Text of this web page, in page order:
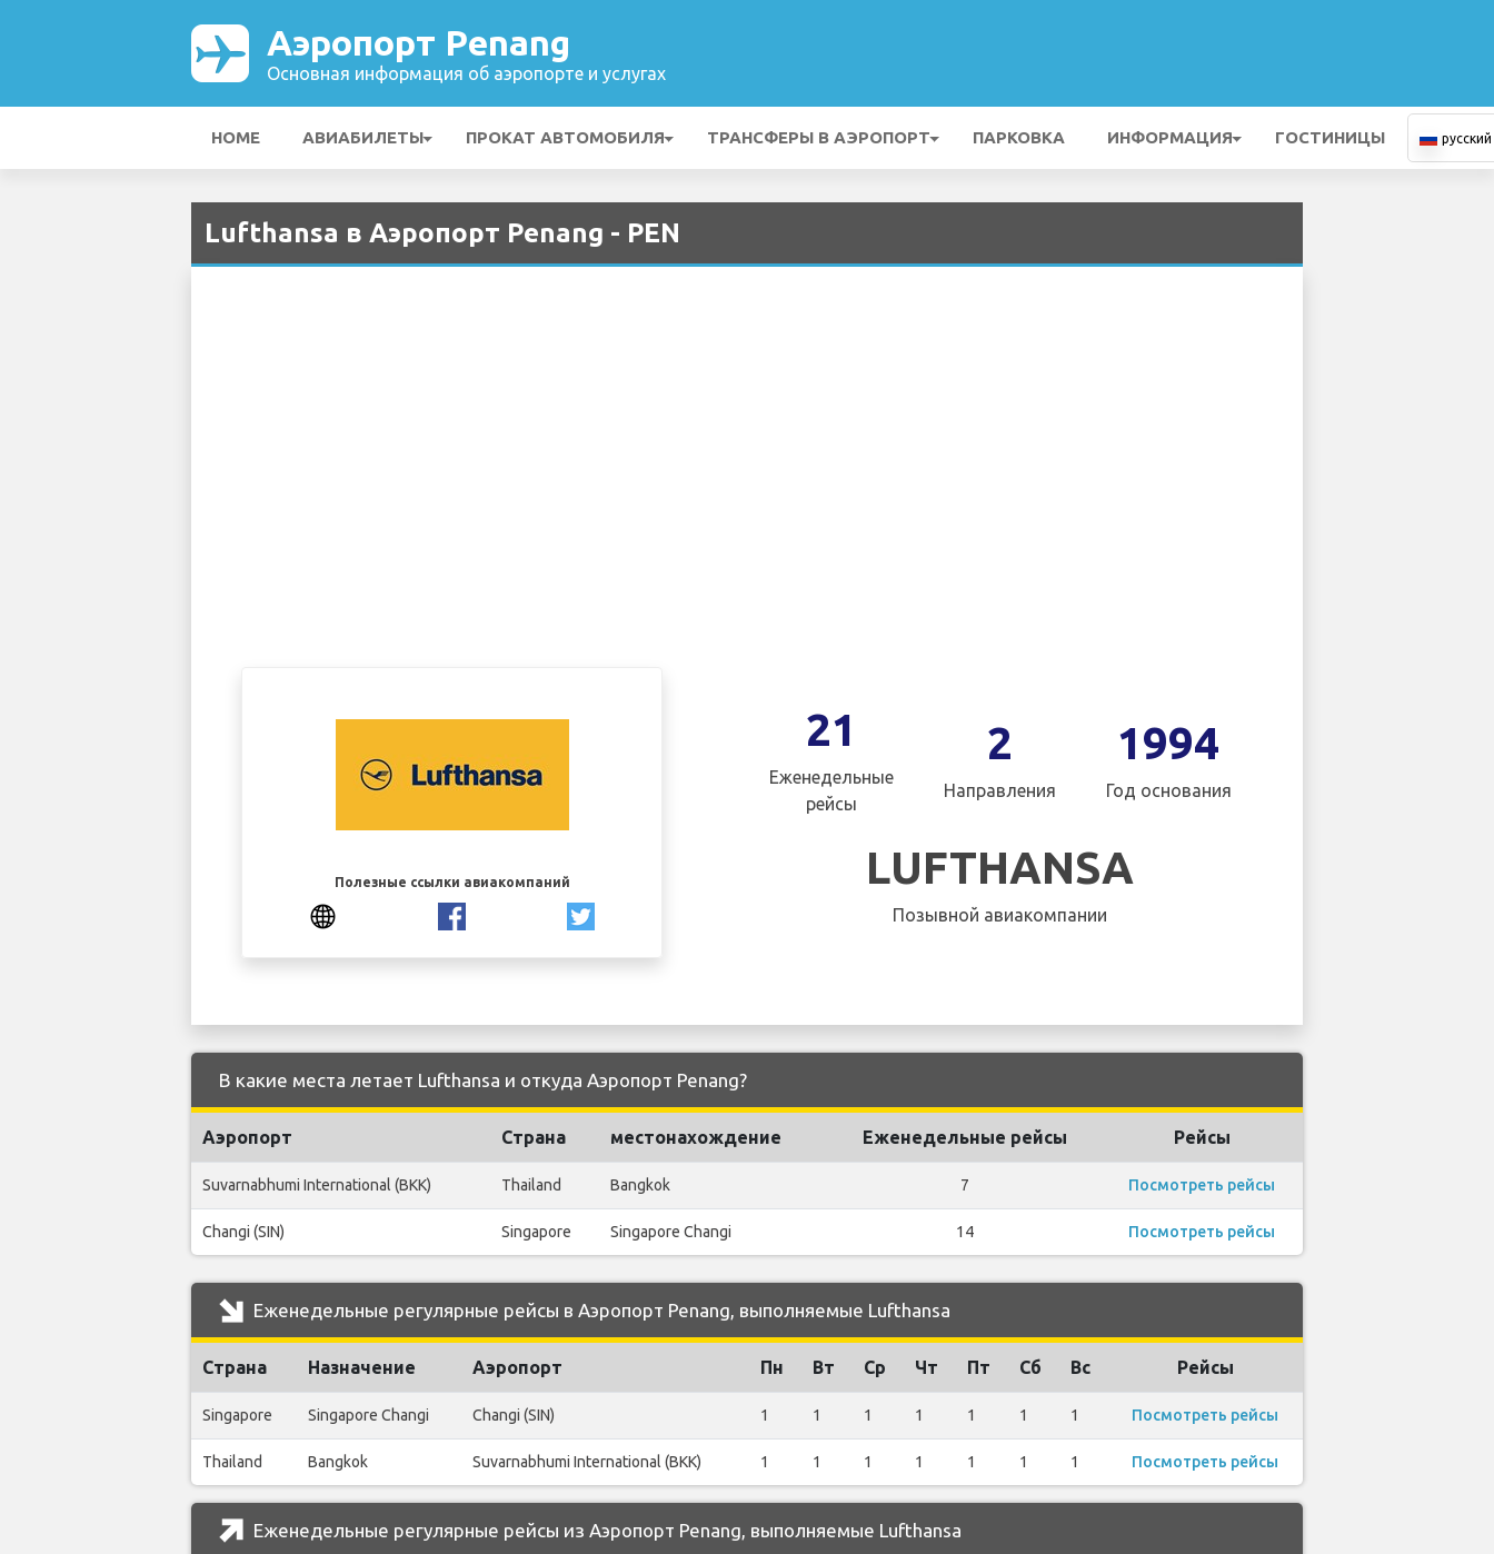
Аэропорт Penang
Основная информация об аэропорте и услугах
HOME АВИАБИЛЕТЫ ПРОКАТ АВТОМОБИЛЯ ТРАНСФЕРЫ В АЭРОПОРТ ПАРКОВКА ИНФОРМАЦИЯ ГОСТИНИЦЫ русский
Lufthansa в Аэропорт Penang - PEN
Полезные ссылки авиакомпаний
21
Еженедельные
рейсы
2
Направления
1994
Год основания
LUFTHANSA
Позывной авиакомпании
В какие места летает Lufthansa и откуда Аэропорт Penang?
Аэропорт Страна местонахождение Еженедельные рейсы Рейсы
Suvarnabhumi International (BKK) Thailand Bangkok 7 Посмотреть рейсы
Changi (SIN) Singapore Singapore Changi 14 Посмотреть рейсы
Еженедельные регулярные рейсы в Аэропорт Penang, выполняемые Lufthansa
Страна Назначение Аэропорт Пн Вт Ср Чт Пт Сб Вс Рейсы
Singapore Singapore Changi Changi (SIN) 1 1 1 1 1 1 1 Посмотреть рейсы
Thailand Bangkok Suvarnabhumi International (BKK) 1 1 1 1 1 1 1 Посмотреть рейсы
Еженедельные регулярные рейсы из Аэропорт Penang, выполняемые Lufthansa